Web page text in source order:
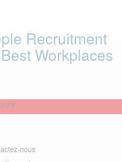
Recruitment
Workplaces
nous